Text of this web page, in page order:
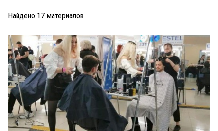
ПРОИСШЕСТВИЯ
СТИЛЬ ЖИЗНИ
Найдено 17 материалов